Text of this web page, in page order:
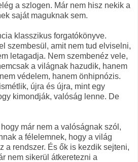
a szlogen. Már nem hisz nekik a
saját maguknak sem.
klasszikus forgatókönyve.
szembesül, amit nem tud elviselni,
letagadja. Nem szembenéz vele,
a világnak hazudik, hanem
védelem, hanem önhipnózis.
újra és újra, mint egy
kimondják, valóság lenne. De
már nem a valóságnak szól,
a félelemnek, hogy a világ
a rendszer. És ők is kezdik sejteni,
nem sikerül átkeretezni a